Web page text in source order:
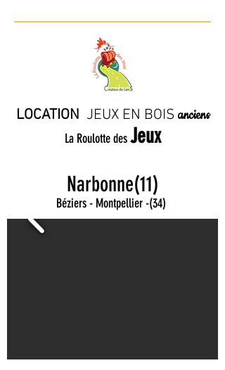
LOCATION JEUX EN BOIS anciens
La Roulotte des Jeux
Narbonne(11)
Béziers - Montpellier -(34)